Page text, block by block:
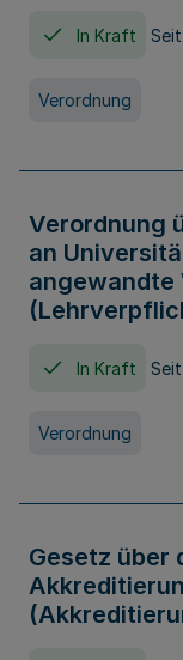
In Kraft
Verordnung
Verordnung
an
angewandte
In Kraft
Verordnung
Gesetz über